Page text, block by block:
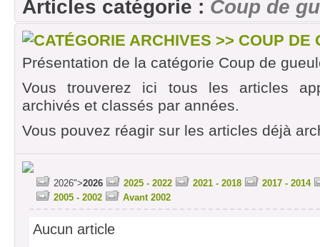
Articles catégorie : Coup de
CATÉGORIE ARCHIVES >> COUP DE
Présentation de la catégorie Coup de
Vous trouverez ici tous les articles
archivés et classés par années.
Vous pouvez réagir sur les articles déjà
2026">2026 2025 - 2022 2021 - 2018
2017 - 2014
2005 - 2002
Avant 2002
Aucun article